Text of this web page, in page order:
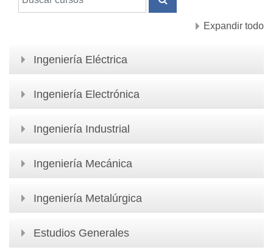
BUSCAR CURSOS
Expandir todo
Ingeniería Eléctrica
Ingeniería Electrónica
Ingeniería Industrial
Ingeniería Mecánica
Ingeniería Metalúrgica
Estudios Generales